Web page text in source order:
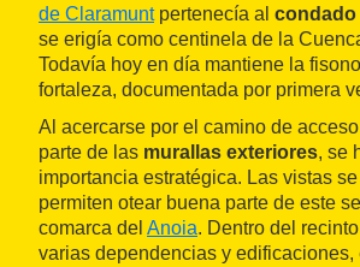
de Claramuntpertenecía al condado
se erigía como centinela de la
Todavía hoy en día mantiene la
fortaleza, documentada por primera
Al acercarse por el camino de
parte de las murallas exteriores, se
importancia estratégica. Las vistas
permiten otear buena parte de este
comarca del Anoia. Dentro del
varias dependencias y edificaciones,